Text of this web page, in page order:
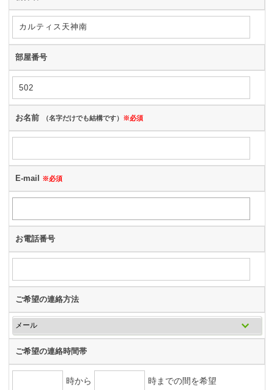
部屋番号
お名前 （名字だけでも結構です） ※必須
E-mail ※必須
お電話番号
ご希望の連絡方法
ご希望の連絡時間帯
時から 時までの間を希望